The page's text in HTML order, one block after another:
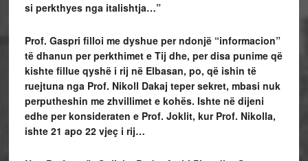
si perkthyes nga italishtja…”
Prof. Gaspri filloi me dyshue per ndonjë “informacion”
të dhanun per perkthimet e Tij dhe, per disa punime që
kishte fillue qyshë i rij në Elbasan, po, që ishin të
ruejtuna nga Prof. Nikoll Dakaj teper sekret, mbasi nuk
perputheshin me zhvillimet e kohës. Ishte në dijeni
edhe per konsideraten e Prof. Joklit, kur Prof. Nikolla,
ishte 21 apo 22 vjeç i rij…